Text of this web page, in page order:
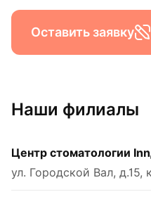
Оставить заявку
Наши филиалы
Центр стоматологии
ул. Городской Вал, д.15,